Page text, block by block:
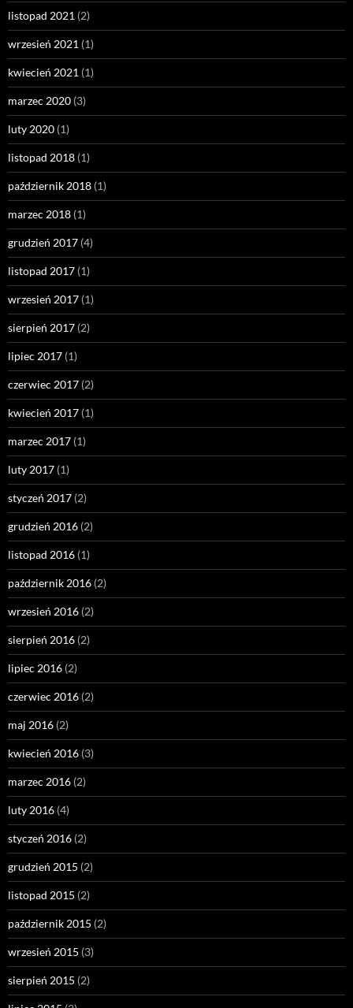
listopad 2021 (2)
wrzesień 2021 (1)
kwiecień 2021 (1)
marzec 2020 (3)
luty 2020 (1)
listopad 2018 (1)
październik 2018 (1)
marzec 2018 (1)
grudzień 2017 (4)
listopad 2017 (1)
wrzesień 2017 (1)
sierpień 2017 (2)
lipiec 2017 (1)
czerwiec 2017 (2)
kwiecień 2017 (1)
marzec 2017 (1)
luty 2017 (1)
styczeń 2017 (2)
grudzień 2016 (2)
listopad 2016 (1)
październik 2016 (2)
wrzesień 2016 (2)
sierpień 2016 (2)
lipiec 2016 (2)
czerwiec 2016 (2)
maj 2016 (2)
kwiecień 2016 (3)
marzec 2016 (2)
luty 2016 (4)
styczeń 2016 (2)
grudzień 2015 (2)
listopad 2015 (2)
październik 2015 (2)
wrzesień 2015 (3)
sierpień 2015 (2)